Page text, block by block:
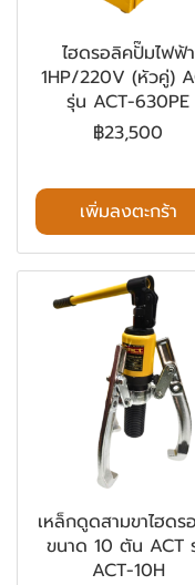
ไฮดรอลิคปั๊มไฟฟ้า
1HP/220V (หัวคู่)
รุ่น ACT-630PE
฿23,500
เพิ่มลงตะกร้า
เหล็กดูดสามขาไฮดร
ขนาด 10 ตัน ACT
ACT-10H